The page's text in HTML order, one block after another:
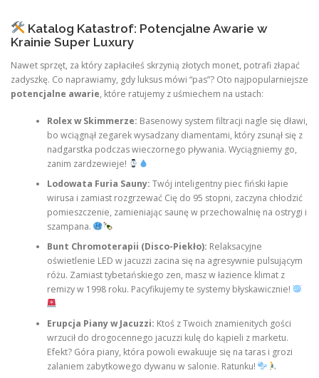
Katalog Katastrof: Potencjalne Awarie w
Krainie Super Luxury
Nawet sprzęt, za który zapłaciłeś skrzynią złotych monet, potrafi złapać
zadyszkę. Co naprawiamy, gdy luksus mówi “pas”? Oto najpopularniejsze
potencjalne awarie, które ratujemy z uśmiechem na ustach:
Rolex w Skimmerze: Basenowy system filtracji nagle się dławi,
bo wciągnął zegarek wysadzany diamentami, który zsunął się z
nadgarstka podczas wieczornego pływania. Wyciągniemy go,
zanim zardzewieje!
Lodowata Furia Sauny: Twój inteligentny piec fiński łapie
wirusa i zamiast rozgrzewać Cię do 95 stopni, zaczyna chłodzić
pomieszczenie, zamieniając saunę w przechowalnię na ostrygi i
szampana.
Bunt Chromoterapii (Disco-Piekło): Relaksacyjne
oświetlenie LED w jacuzzi zacina się na agresywnie pulsującym
różu. Zamiast tybetańskiego zen, masz w łazience klimat z
remizy w 1998 roku. Pacyfikujemy te systemy błyskawicznie!
Erupcja Piany w Jacuzzi: Ktoś z Twoich znamienitych gości
wrzucił do drogocennego jacuzzi kulę do kąpieli z marketu.
Efekt? Góra piany, która powoli ewakuuje się na taras i grozi
zalaniem zabytkowego dywanu w salonie. Ratunku!